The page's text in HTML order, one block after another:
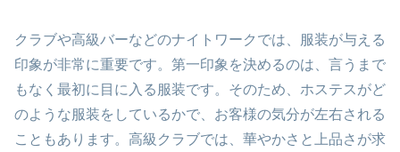
クラブや高級バーなどのナイトワークでは、服装が与える
印象が非常に重要です。第一印象を決めるのは、言うまで
もなく最初に目に入る服装です。そのため、ホステスがど
のような服装をしているかで、お客様の気分が左右される
こともあります。高級クラブでは、華やかさと上品さが求